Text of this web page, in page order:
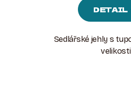
DETAIL
Sedlářské jehly s
velikosti